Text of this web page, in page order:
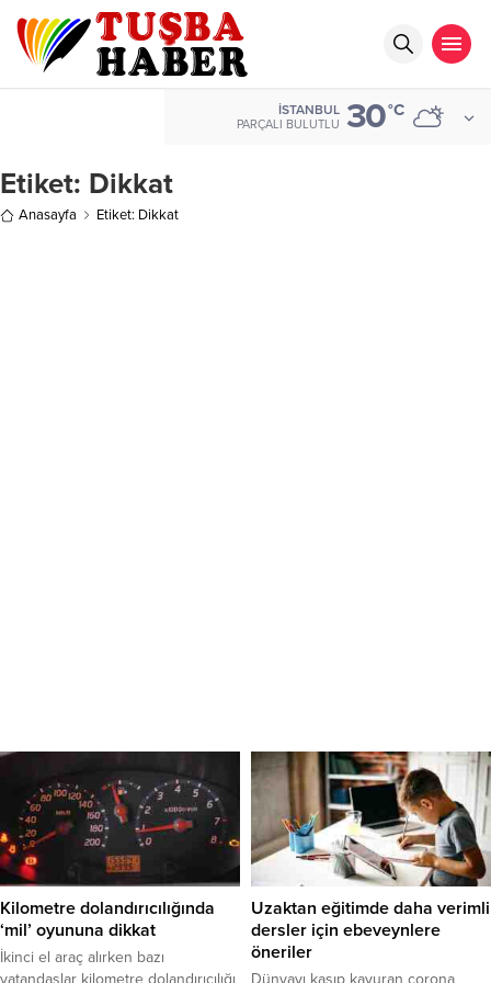
İSTANBUL
PARÇALI BULUTLU 30°C
Etiket: Dikkat
Anasayfa Etiket: Dikkat
Kilometre dolandırıcılığında
‘mil’ oyununa dikkat
İkinci el araç alırken bazı
Uzaktan eğitimde daha verimli
dersler için ebeveynlere
öneriler